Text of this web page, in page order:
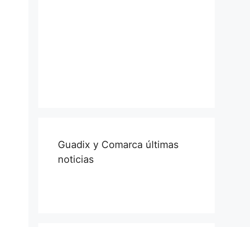
Guadix y Comarca últimas
noticias